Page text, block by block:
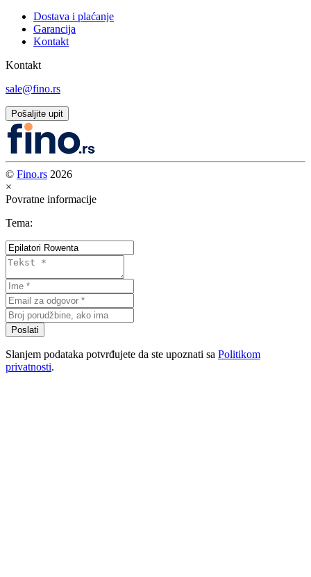
Dostava i plaćanje
Garancija
Kontakt
Kontakt
sale@fino.rs
Pošaljite upit
© Fino.rs 2026
×
Povratne informacije
Tema:
Poslati
Slanjem podataka potvrđujete da ste upoznati sa Politikom
privatnosti.